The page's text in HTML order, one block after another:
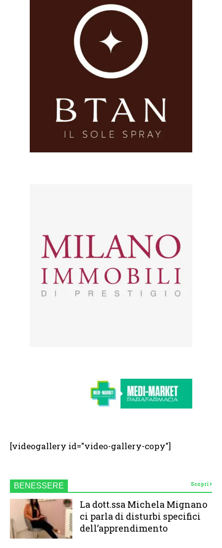
[videogallery id="video-gallery-copy"]
BENESSERE Scopri
La dott.ssa Michela Mignano
ci parla di disturbi specifici
dell’apprendimento